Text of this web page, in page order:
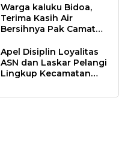
Warga kaluku Bidoa,
Terima Kasih Air
Bersihnya Pak Camat
Apel Disiplin Loyalitas
ASN dan Laskar Pelangi
Lingkup Kecamatan
Langsung Alamsyah